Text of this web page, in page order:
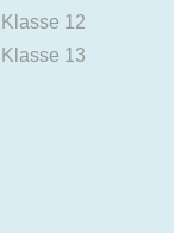
Klasse 12
Klasse 13